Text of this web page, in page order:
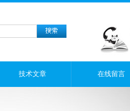
技术文章 在线留言